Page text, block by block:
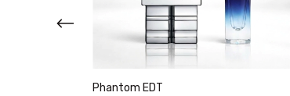
Phantom EDT